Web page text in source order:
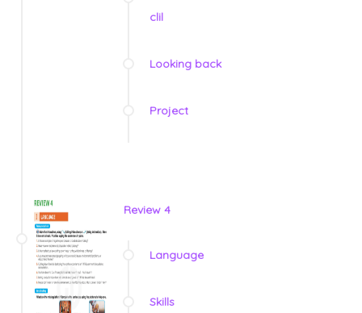
clil
Looking back
Project
Review 4
Language
Skills